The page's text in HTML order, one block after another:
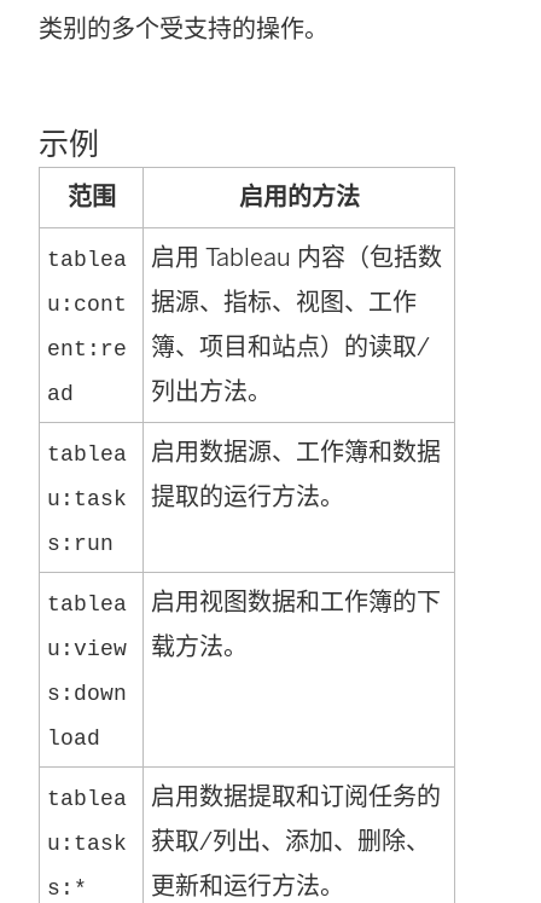
类别的多个受支持的操作。
示例
范围 启用的方法
tablea
u:cont
ent:re
ad
启用 Tableau 内容（包括数
据源、指标、视图、工作
簿、项目和站点）的读取/
列出方法。
tablea
u:task
s:run
启用数据源、工作簿和数据
提取的运行方法。
tablea
u:view
s:down
load
启用视图数据和工作簿的下
载方法。
tablea
u:task
s:*
启用数据提取和订阅任务的
获取/列出、添加、删除、
更新和运行方法。